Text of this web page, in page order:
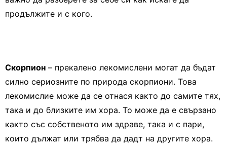
продължите и с кого.
Скорпион – прекалено лекомислени могат да бъдат
силно сериозните по природа скорпиони. Това
лекомислие може да се отнася както до самите тях,
така и до близките им хора. То може да е свързано
както със собственото им здраве, така и с пари,
които дължат или трябва да дадт на другите хора.